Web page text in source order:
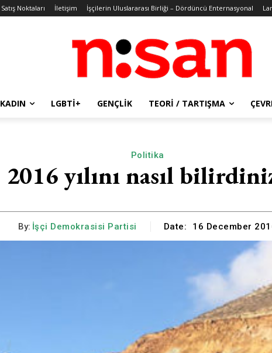
Satış Noktaları İletişim İşçilerin Uluslararası Birliği – Dördüncü Enternasyonal
KADIN LGBTİ+ GENÇLIK TEORI / TARTIŞMA
Politika
2016 yılını nasıl
By: İşçi Demokrasisi Partisi Date: 16 December